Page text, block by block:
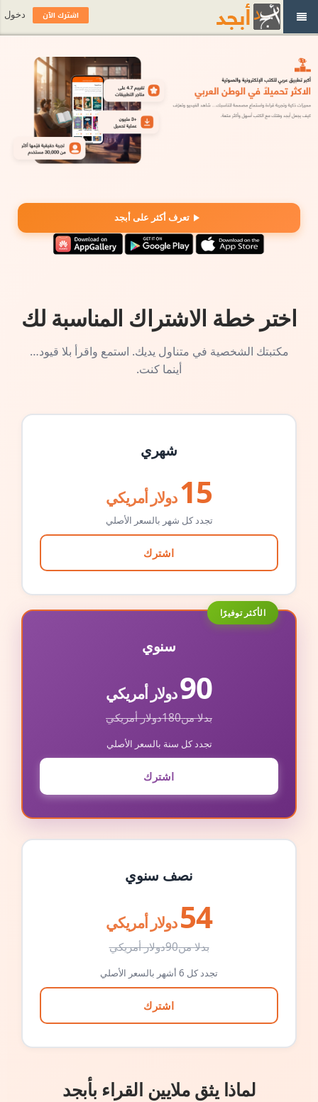
تعرف أكثر على أبجد
اختر خطة الاشتراك المناسبة لك
مكتبتك الشخصية في متناول يديك. استمع واقرأ بلا قيود…
أينما كنت.
شهري
15 دولار أمريكي
تجدد كل شهر بالسعر الأصلي
اشترك
الأكثر توفيرًا
سنوي
90دولار أمريكي
بدلا من180دولار أمريكي
تجدد كل سنة بالسعر الأصلي
اشترك
نصف سنوي
54 دولار أمريكي
بدلا من90دولار أمريكي
تجدد كل 6 أشهر بالسعر الأصلي
اشترك
لماذا يثق ملايين القراء بأبجد
اشترك الآن دخول